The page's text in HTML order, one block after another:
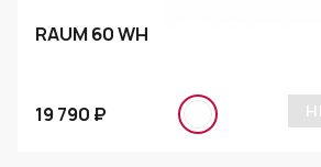
RAUM 60 WH
19 790 ₽